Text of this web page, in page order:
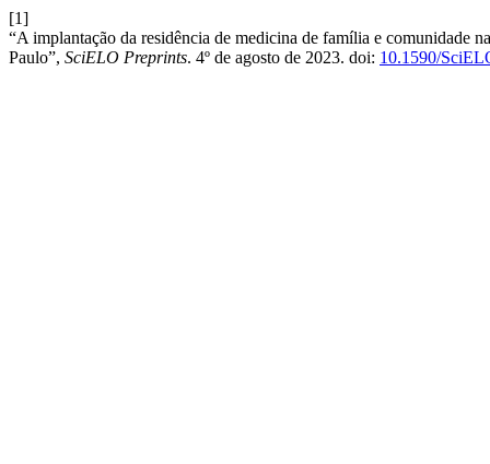
[1]
“A implantação da residência de medicina de família e comunidade
Paulo”, SciELO Preprints. 4º de agosto de 2023. doi: 10.1590/